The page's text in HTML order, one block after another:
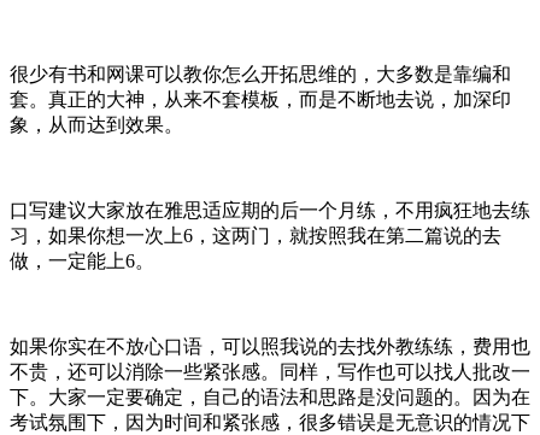
很少有书和网课可以教你怎么开拓思维的，大多数是靠编和
套。真正的大神，从来不套模板，而是不断地去说，加深印
象，从而达到效果。
口写建议大家放在雅思适应期的后一个月练，不用疯狂地去练
习，如果你想一次上6，这两门，就按照我在第二篇说的去
做，一定能上6。
如果你实在不放心口语，可以照我说的去找外教练练，费用也
不贵，还可以消除一些紧张感。同样，写作也可以找人批改一
下。大家一定要确定，自己的语法和思路是没问题的。因为在
考试氛围下，因为时间和紧张感，很多错误是无意识的情况下